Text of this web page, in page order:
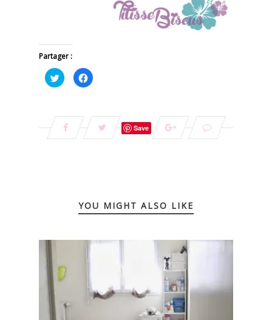
Partager :
Cliquez
pour
partager
une
nouvelle
fenêtre)
Cliquez
pour
une
nouvelle
fenêtre)
Save
YOU MIGHT ALSO LIKE